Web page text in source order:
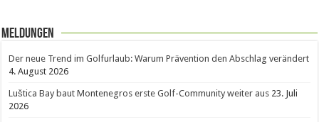
Meldungen
Der neue Trend im Golfurlaub: Warum Prävention den Abschlag verändert
4. August 2026
Luštica Bay baut Montenegros erste Golf-Community weiter aus 23. Juli
2026